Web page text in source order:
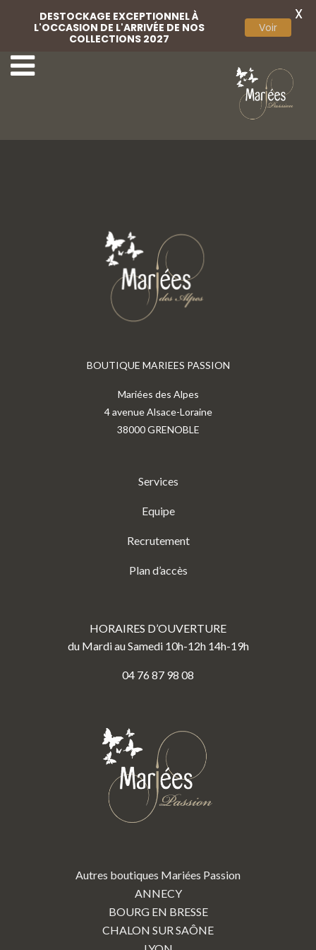
5 Marylise 7 Marylise
BOUTIQUE MARIEES PASSION
Mariées des Alpes
4 avenue Alsace-Loraine
38000 GRENOBLE
Services
Equipe
Recrutement
Plan d’accès
HORAIRES D’OUVERTURE
du Mardi au Samedi 10h-12h 14h-19h
04 76 87 98 08
Autres boutiques Mariées Passion
ANNECY
BOURG EN BRESSE
CHALON SUR SAÔNE
DESTOCKAGE EXCEPTIONNEL À
L'OCCASION DE L'ARRIVÉE DE NOS
COLLECTIONS 2027
Voir
X